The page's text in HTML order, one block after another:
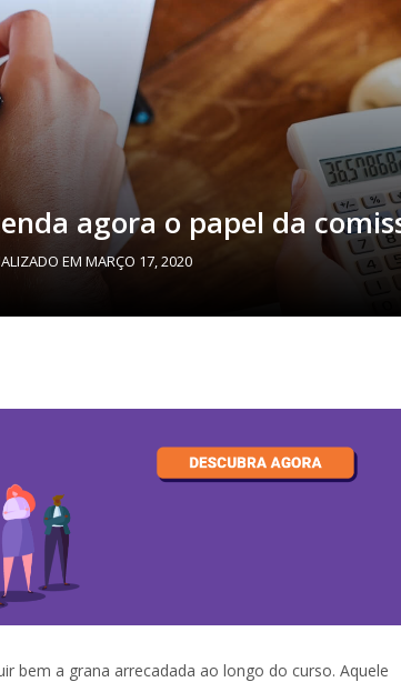
agora o papel da
EM MARÇO 17, 2020
bem a grana arrecadada ao longo do curso. Aquele